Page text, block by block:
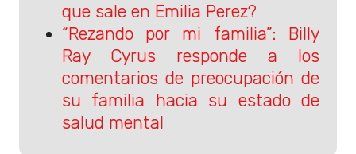
que sale en Emilia Perez?
“Rezando por mi familia”: Billy
Ray Cyrus responde a los
comentarios de preocupación de
su familia hacia su estado de
salud mental